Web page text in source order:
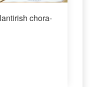
chora-